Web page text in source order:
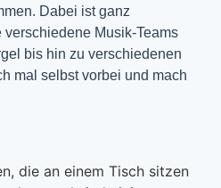
Dabei ist ganz
Musik-Teams
bis hin zu verschiedenen
mal selbst vorbei und mach